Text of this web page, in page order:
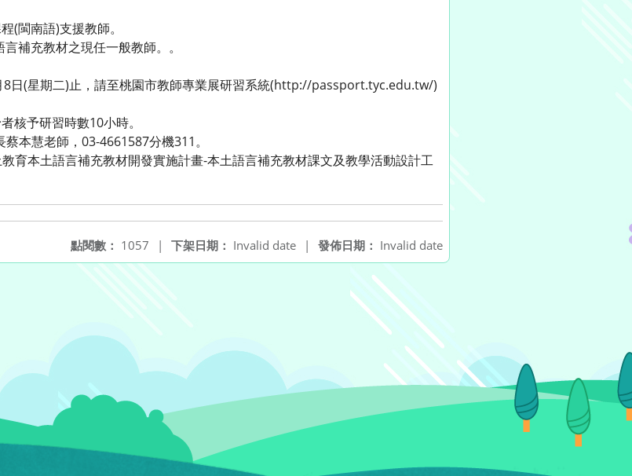
(閩南語)支援教師。
補充教材之現任一般教師。。
8日(星期二)止，請至桃園市教師專業展研習系統(http://passport.tyc.edu.tw/)
核予研習時數10小時。
本慧老師，03-4661587分機311。
育本土語言補充教材開發實施計畫-本土語言補充教材課文及教學活動設計工
發佈日期： Invalid date
下架日期： Invalid date |
點閱數： 1057 |